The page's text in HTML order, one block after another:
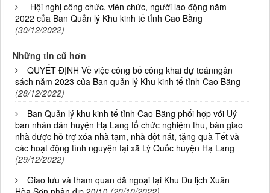
Hội nghị công chức, viên chức, người lao động năm
2022 của Ban Quản lý Khu kinh tế tỉnh Cao Bằng
(30/12/2022)
Những tin cũ hơn
QUYẾT ĐỊNH Về việc công bố công khai dự toánngân
sách năm 2023 của Ban quản lý Khu kinh tế tỉnh Cao Bằng
(28/12/2022)
Ban Quản lý khu kinh tế tỉnh Cao Bằng phối hợp với Uỷ
ban nhân dân huyện Hạ Lang tổ chức nghiệm thu, bàn giao
nhà được hỗ trợ xóa nhà tạm, nhà dột nát, tặng quà Tết và
các hoạt động tình nguyện tại xã Lý Quốc huyện Hạ Lang
(29/12/2022)
Giao lưu và tham quan dã ngoại tại Khu Du lịch Xuân